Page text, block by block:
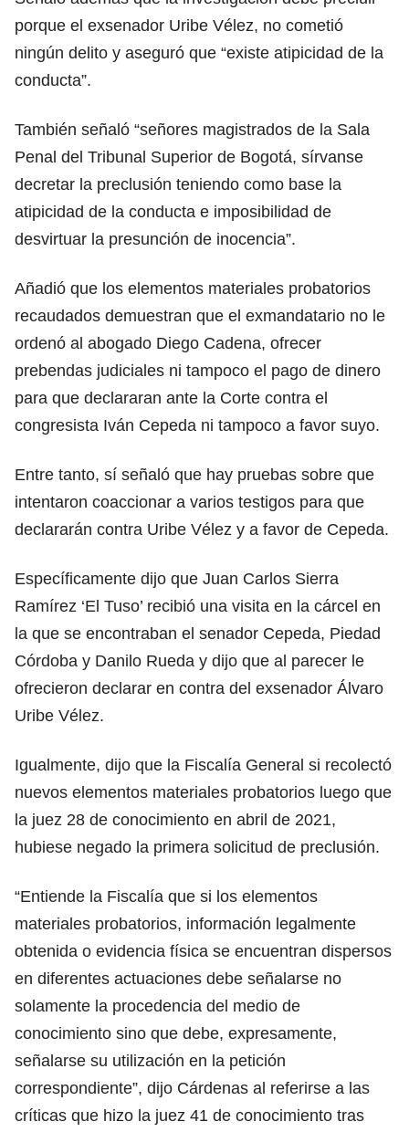
porque el exsenador Uribe Vélez, no cometió
ningún delito y aseguró que “existe atipicidad de la
conducta”.
También señaló “señores magistrados de la Sala
Penal del Tribunal Superior de Bogotá, sírvanse
decretar la preclusión teniendo como base la
atipicidad de la conducta e imposibilidad de
desvirtuar la presunción de inocencia”.
Añadió que los elementos materiales probatorios
recaudados demuestran que el exmandatario no le
ordenó al abogado Diego Cadena, ofrecer
prebendas judiciales ni tampoco el pago de dinero
para que declararan ante la Corte contra el
congresista Iván Cepeda ni tampoco a favor suyo.
Entre tanto, sí señaló que hay pruebas sobre que
intentaron coaccionar a varios testigos para que
declararán contra Uribe Vélez y a favor de Cepeda.
Específicamente dijo que Juan Carlos Sierra
Ramírez ‘El Tuso’ recibió una visita en la cárcel en
la que se encontraban el senador Cepeda, Piedad
Córdoba y Danilo Rueda y dijo que al parecer le
ofrecieron declarar en contra del exsenador Álvaro
Uribe Vélez.
Igualmente, dijo que la Fiscalía General si recolectó
nuevos elementos materiales probatorios luego que
la juez 28 de conocimiento en abril de 2021,
hubiese negado la primera solicitud de preclusión.
“Entiende la Fiscalía que si los elementos
materiales probatorios, información legalmente
obtenida o evidencia física se encuentran dispersos
en diferentes actuaciones debe señalarse no
solamente la procedencia del medio de
conocimiento sino que debe, expresamente,
señalarse su utilización en la petición
correspondiente”, dijo Cárdenas al referirse a las
críticas que hizo la juez 41 de conocimiento tras